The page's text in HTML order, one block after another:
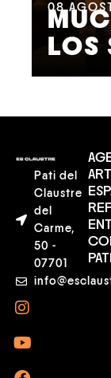
08
LOS
Pati del
Claustre
del
Carme,
50 -
07701